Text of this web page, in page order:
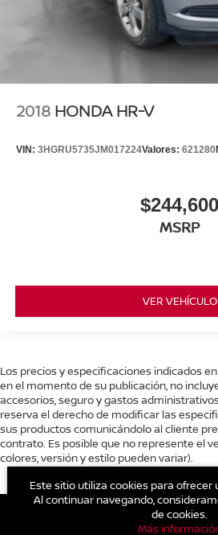
2018 HONDA HR-V
VIN: 3HGRU5735JM017224Valores: 621280
$244,600
MSRP
VER VEHÍCULO
Los precios y especificaciones indicados
en el momento de su publicación, no
accesorios, seguro y gastos
reserva el derecho de modificar las
sus productos comunicándolo al cliente
contrato. Es posible que no represente el
colores, versión y estilo pueden variar).
Este sitio utiliza cookies para ofrecer
Al continuar navegando,
de cookies.
Más